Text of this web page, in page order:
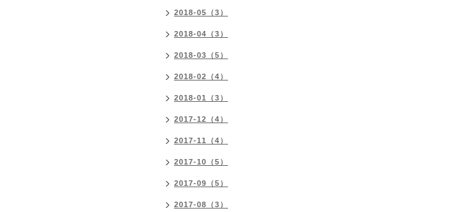
2018-05（3）
2018-04（3）
2018-03（5）
2018-02（4）
2018-01（3）
2017-12（4）
2017-11（4）
2017-10（5）
2017-09（5）
2017-08（3）